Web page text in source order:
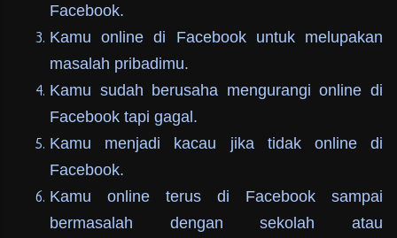
Facebook.
Kamu online di Facebook untuk melupakan
masalah pribadimu.
Kamu sudah berusaha mengurangi online di
Facebook tapi gagal.
Kamu menjadi kacau jika tidak online di
Facebook.
Kamu online terus di Facebook sampai
bermasalah dengan sekolah atau